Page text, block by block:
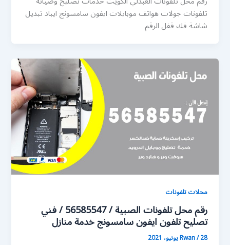
تلفونات جولات هواتف موبايلات ايفون سامسونج ايباد تبديل
شاشة فك قفل الرقم
محلات تلفونات
رقم محل تلفونات الصبية / 56585547 / فني
تصليح تلفون ايفون سامسونج خدمة منازل
Rwan/28 يونيو، 2021